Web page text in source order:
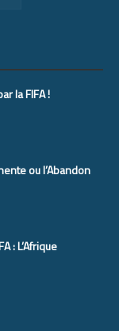
la FIFA !
ou l’Abandon
: L’Afrique